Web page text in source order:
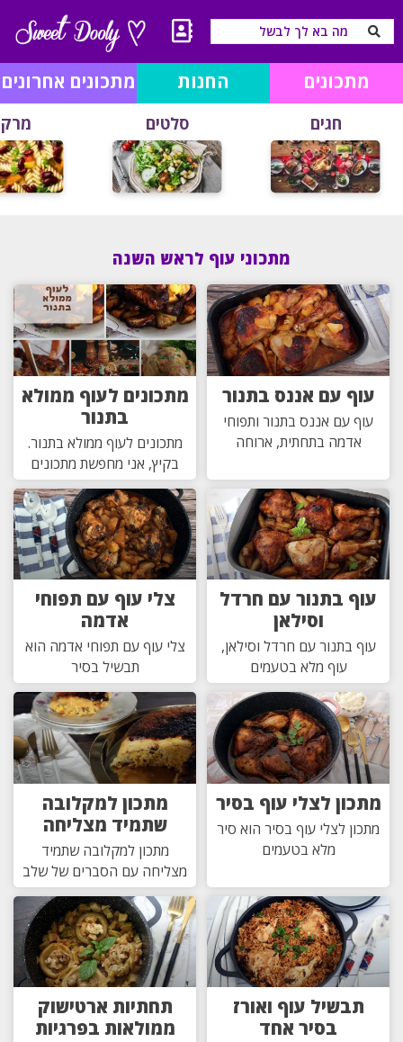
מתכונים החנות מתכונים אחרונים
חגים סלטים
מתכוני עוף לראש השנה
עוף עם אננס בתנור
עוף עם אננס בתנור ותפוחי
אדמה בתחתית, ארוחה
מתכונים לעוף ממולא
בתנור
מתכונים לעוף ממולא בתנור.
בקיץ, אני מחפשת מתכונים
עוף בתנור עם חרדל
וסילאן
עוף בתנור עם חרדל וסילאן,
עוף מלא בטעמים
צלי עוף עם תפוחי
אדמה
צלי עוף עם תפוחי אדמה הוא
תבשיל בסיר
מתכון לצלי עוף בסיר
מתכון לצלי עוף בסיר הוא סיר
מלא בטעמים
מתכון למקלובה
שתמיד מצליחה
מתכון למקלובה שתמיד
מצליחה עם הסברים של שלב
תבשיל עוף ואורז
בסיר אחד
תחתיות ארטישוק
ממולאות בפרגיות